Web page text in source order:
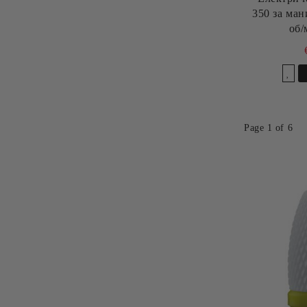
350 за
об/
Page 1 of 6